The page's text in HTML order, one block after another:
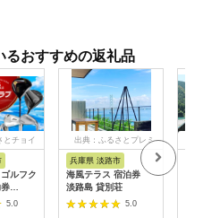
るおすすめの返礼品
とチョイ
ゴルフク
) ゴルフ
5.0
出典：ふるさとプレミ
アム
兵庫県 淡路市
海風テラス 宿泊券
淡路島 貸別荘
5.0